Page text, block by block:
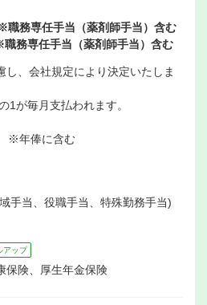
職務専任手当（薬剤師手当）含む
職務専任手当（薬剤師手当）含む
、会社規定により決定いたしま
が毎月支払われます。
※年俸に含む
手当、役職手当、特殊勤務手当)
アップ
保険、厚生年金保険